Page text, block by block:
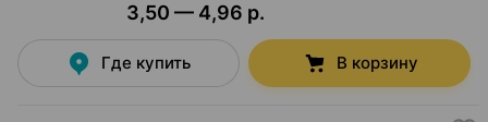
3,50 — 4,96 р.
Где купить В корзину